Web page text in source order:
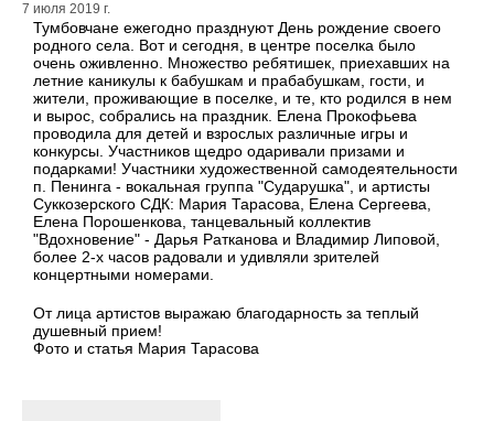
7 июля 2019 г.
Тумбовчане ежегодно празднуют День рождение своего
родного села. Вот и сегодня, в центре поселка было
очень оживленно. Множество ребятишек, приехавших на
летние каникулы к бабушкам и прабабушкам, гости, и
жители, проживающие в поселке, и те, кто родился в нем
и вырос, собрались на праздник. Елена Прокофьева
проводила для детей и взрослых различные игры и
конкурсы. Участников щедро одаривали призами и
подарками! Участники художественной самодеятельности
п. Пенинга - вокальная группа "Сударушка", и артисты
Суккозерского СДК: Мария Тарасова, Елена Сергеева,
Елена Порошенкова, танцевальный коллектив
"Вдохновение" - Дарья Ратканова и Владимир Липовой,
более 2-х часов радовали и удивляли зрителей
концертными номерами.
От лица артистов выражаю благодарность за теплый
душевный прием!
Фото и статья Мария Тарасова